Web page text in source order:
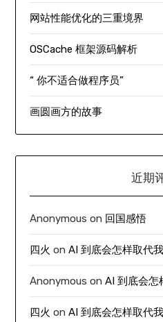
网站性能优化的三重境界
OSCache 框架源码解析
“ 你不适合做程序员”
画圆画方的故事
近期
Anonymous on 回国感悟
四火 onAI 到底会怎样取代
Anonymous onAI 到底会怎
四火 onAI 到底会怎样取代